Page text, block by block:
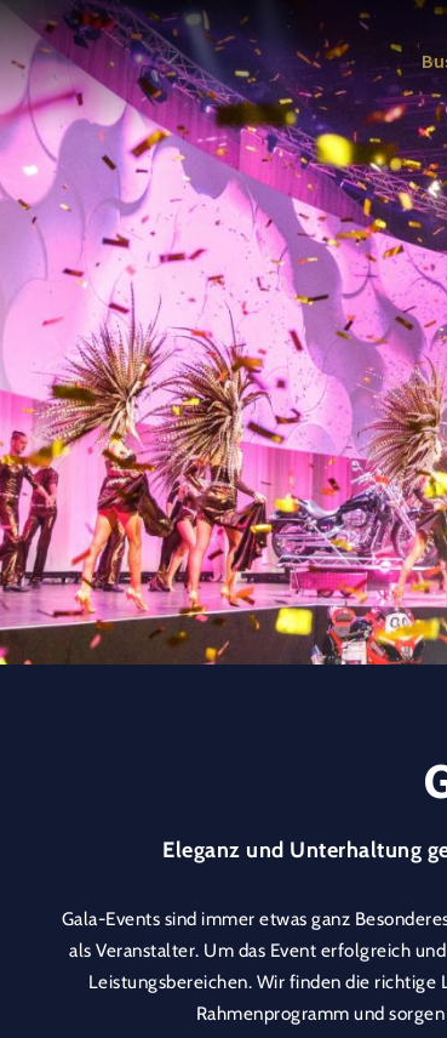
Eleganz und Unterhaltung
Gala-Events sind immer etwas ganz
als Veranstalter. Um das Event erfolgreich
Leistungsbereichen. Wir finden die richtige
Rahmenprogramm und